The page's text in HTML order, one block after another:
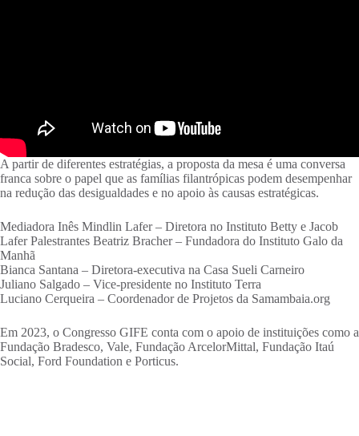
A partir de diferentes estratégias, a proposta da mesa é uma conversa
franca sobre o papel que as famílias filantrópicas podem desempenhar
na redução das desigualdades e no apoio às causas estratégicas.
Mediadora Inês Mindlin Lafer – Diretora no Instituto Betty e Jacob
Lafer Palestrantes Beatriz Bracher – Fundadora do Instituto Galo da
Manhã
Bianca Santana – Diretora-executiva na Casa Sueli Carneiro
Juliano Salgado – Vice-presidente no Instituto Terra
Luciano Cerqueira – Coordenador de Projetos da Samambaia.org
Em 2023, o Congresso GIFE conta com o apoio de instituições como a
Fundação Bradesco, Vale, Fundação ArcelorMittal, Fundação Itaú
Social, Ford Foundation e Porticus.